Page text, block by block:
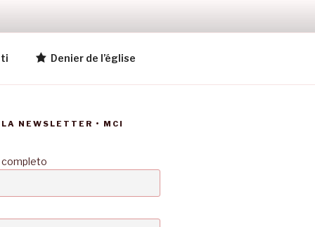
Denier de l’église
NEWSLETTER • MCI